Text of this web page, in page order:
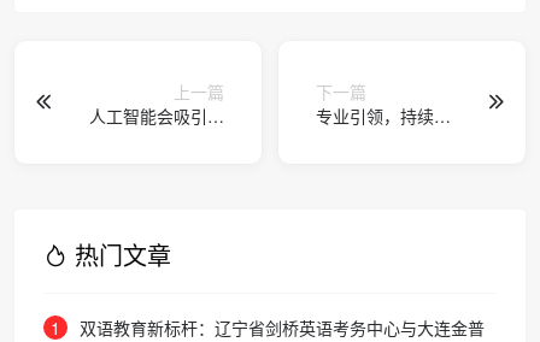
上一篇
人工智能会吸引更
下一篇
专业引领，持续进
热门文章
1
双语教育新标杆：辽宁省剑桥英语考务中心与大连金普